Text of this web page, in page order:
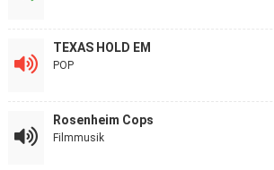
TEXAS HOLD EM
POP
Rosenheim Cops
Filmmusik